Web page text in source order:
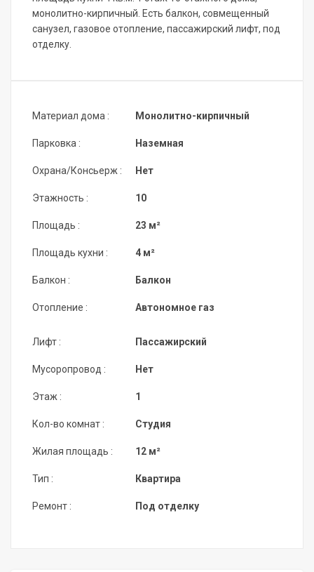
монолитно-кирпичный. Есть балкон, совмещенный
санузел, газовое отопление, пассажирский лифт, под
отделку.
Материал дома :
Парковка :
Охрана/Консьерж :
Этажность :
Площадь :
Площадь кухни :
Балкон :
Отопление :
Монолитно-кирпичный
Наземная
Нет
10
23 м²
4 м²
Балкон
Автономное газ
Лифт :
Мусоропровод :
Этаж :
Кол-во комнат :
Жилая площадь :
Тип :
Ремонт :
Пассажирский
Нет
1
Студия
12 м²
Квартира
Под отделку